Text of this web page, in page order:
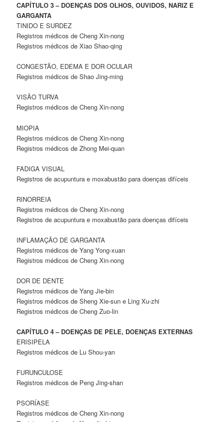
CAPÍTULO 3 – DOENÇAS DOS OLHOS, OUVIDOS, NARIZ E
GARGANTA
TINIDO E SURDEZ
Registros médicos de Cheng Xin-nong
Registros médicos de Xiao Shao-qing
CONGESTÃO, EDEMA E DOR OCULAR
Registros médicos de Shao Jing-ming
VISÃO TURVA
Registros médicos de Cheng Xin-nong
MIOPIA
Registros médicos de Cheng Xin-nong
Registros médicos de Zhong Mei-quan
FADIGA VISUAL
Registros de acupuntura e moxabustão para doenças difíceis
RINORREIA
Registros médicos de Cheng Xin-nong
Registros de acupuntura e moxabustão para doenças difíceis
INFLAMAÇÃO DE GARGANTA
Registros médicos de Yang Yong-xuan
Registros médicos de Cheng Xin-nong
DOR DE DENTE
Registros médicos de Yang Jie-bin
Registros médicos de Sheng Xie-sun e Ling Xu-zhi
Registros médicos de Cheng Zuo-lin
CAPÍTULO 4 – DOENÇAS DE PELE, DOENÇAS EXTERNAS
ERISIPELA
Registros médicos de Lu Shou-yan
FURUNCULOSE
Registros médicos de Peng Jing-shan
PSORÍASE
Registros médicos de Cheng Xin-nong